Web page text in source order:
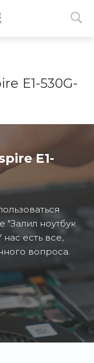
E1-530G-
E1-
"Залил ноутбук
нас есть все,
вопроса.